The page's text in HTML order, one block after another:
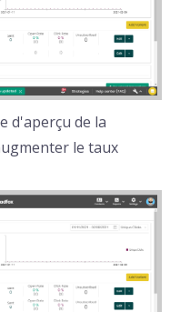
d'aperçu de la
le taux